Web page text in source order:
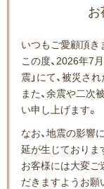
いつもご愛顧頂き
この度、2026年7
震」にて、被災さ
また、余震や二次
い申し上げます。
なお、地震の影響
延が生じておりま
お客様には大変ご
だきますようお願